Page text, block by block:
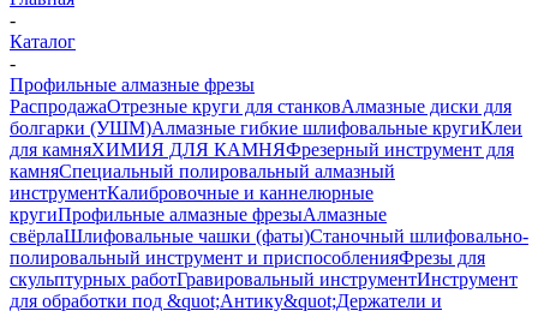
-
Каталог
-
Профильные алмазные фрезы
РаспродажаОтрезные круги для станковАлмазные диски для
болгарки (УШМ)Алмазные гибкие шлифовальные кругиКлеи
для камняХИМИЯ ДЛЯ КАМНЯФрезерный инструмент для
камняСпециальный полировальный алмазный
инструментКалибровочные и каннелюрные
кругиПрофильные алмазные фрезыАлмазные
свёрлаШлифовальные чашки (фаты)Станочный шлифовально-
полировальный инструмент и приспособленияФрезы для
скульптурных работГравировальный инструментИнструмент
для обработки под &quot;Антику&quot;Держатели и